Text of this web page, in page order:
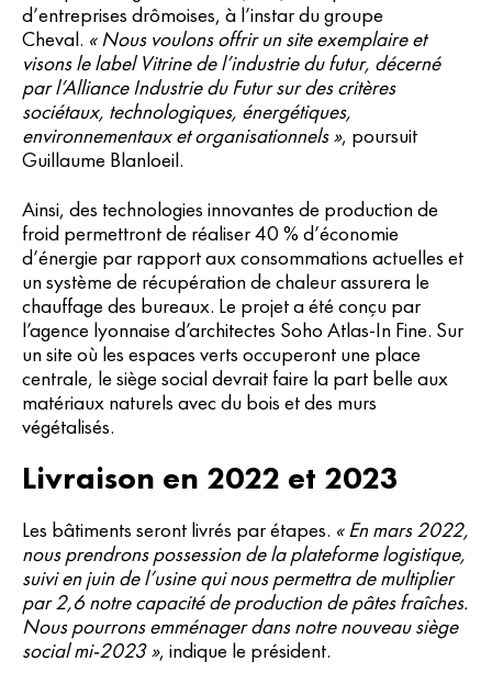
d’entreprises drômoises, à l’instar du groupe
Cheval. « Nous voulons offrir un site exemplaire et
visons le label Vitrine de l’industrie du futur, décerné
par l’Alliance Industrie du Futur sur des critères
sociétaux, technologiques, énergétiques,
environnementaux et organisationnels », poursuit
Guillaume Blanloeil.
Ainsi, des technologies innovantes de production de
froid permettront de réaliser 40 % d’économie
d’énergie par rapport aux consommations actuelles et
un système de récupération de chaleur assurera le
chauffage des bureaux. Le projet a été conçu par
l’agence lyonnaise d’architectes Soho Atlas-In Fine. Sur
un site où les espaces verts occuperont une place
centrale, le siège social devrait faire la part belle aux
matériaux naturels avec du bois et des murs
végétalisés.
Livraison en 2022 et 2023
Les bâtiments seront livrés par étapes. « En mars 2022,
nous prendrons possession de la plateforme logistique,
suivi en juin de l’usine qui nous permettra de multiplier
par 2,6 notre capacité de production de pâtes fraîches.
Nous pourrons emménager dans notre nouveau siège
social mi-2023 », indique le président.